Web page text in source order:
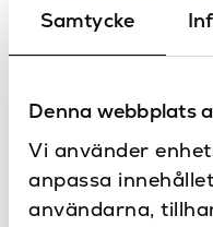
Samtycke
Denna webbplats
Vi använder
anpassa
användarna,
Placering
Produkttyp
Varumärke
Produkter
från Astro